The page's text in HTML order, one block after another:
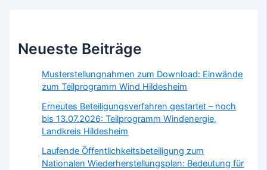
Neueste Beiträge
Musterstellungnahmen zum Download: Einwände
zum Teilprogramm Wind Hildesheim
Erneutes Beteiligungsverfahren gestartet – noch
bis 13.07.2026: Teilprogramm Windenergie,
Landkreis Hildesheim
Laufende Öffentlichkeitsbeteiligung zum
Nationalen Wiederherstellungsplan: Bedeutung für